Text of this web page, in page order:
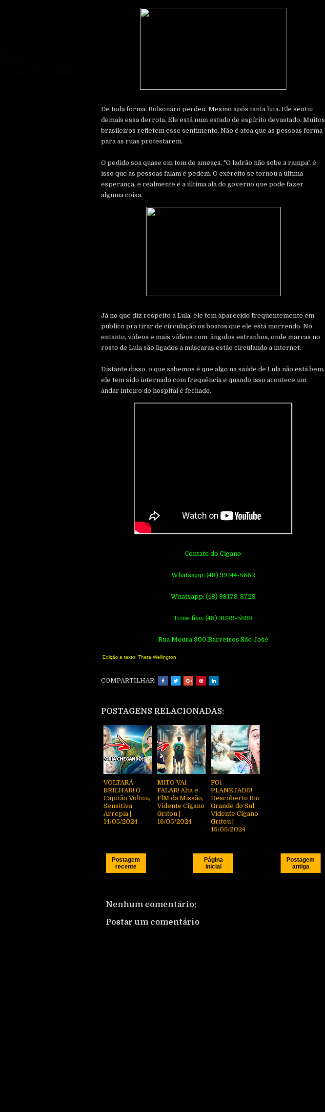
De toda forma, Bolsonaro perdeu. Mesmo após tanta luta. Ele sentiu
demais essa derrota. Ele está num estado de espírito devastado. Muitos
brasileiros refletem esse sentimento. Não é atoa que as pessoas forma
para as ruas protestarem.
O pedido soa quase em tom de ameaça. "O ladrão não sobe a rampa', é
isso que as pessoas falam e pedem. O exército se tornou a última
esperança, e realmente é a última ala do governo que pode fazer
alguma coisa.
Já no que diz respeito a Lula, ele tem aparecido frequentemente em
público pra tirar de circulação os boatos que ele está morrendo. No
entanto, vídeos e mais vídeos com ângulos estranhos, onde marcas no
rosto de Lula são ligados a máscaras estão circulando a internet.
Distante disso, o que sabemos é que algo na saúde de Lula não está bem,
ele tem sido internado com frequência e quando isso acontece um
andar inteiro do hospital é fechado.
Contato do Cigano
Whatsapp: (48) 99144-5662
Whatsapp: (48) 99178-8723
Fone fixo: (48) 3039-5893
Rua Moura 900 Barreiros São José
Edição e texto: Theta Wellington
COMPARTILHAR:
POSTAGENS RELACIONADAS:
VOLTARÁ
BRILHAR! O
Capitão Voltou,
Sensitiva
Arrepia |
14/05/2024
MlTO VAl
FALAR! Alta e
FlM da Missão,
Vidente Cigano
Gritou |
16/05/2024
FOl
PLANEJAD0!
Descoberto Rio
Grande do Sul,
Vidente Cigano
Gritou |
15/05/2024
Postagem
recente
Postagem
antiga
Página
inicial
Nenhum comentário:
Postar um comentário